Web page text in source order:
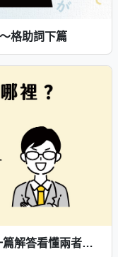
格助詞下篇
【N4日文】上手、得意差在哪裡？一篇解答看懂兩者區別及用法！